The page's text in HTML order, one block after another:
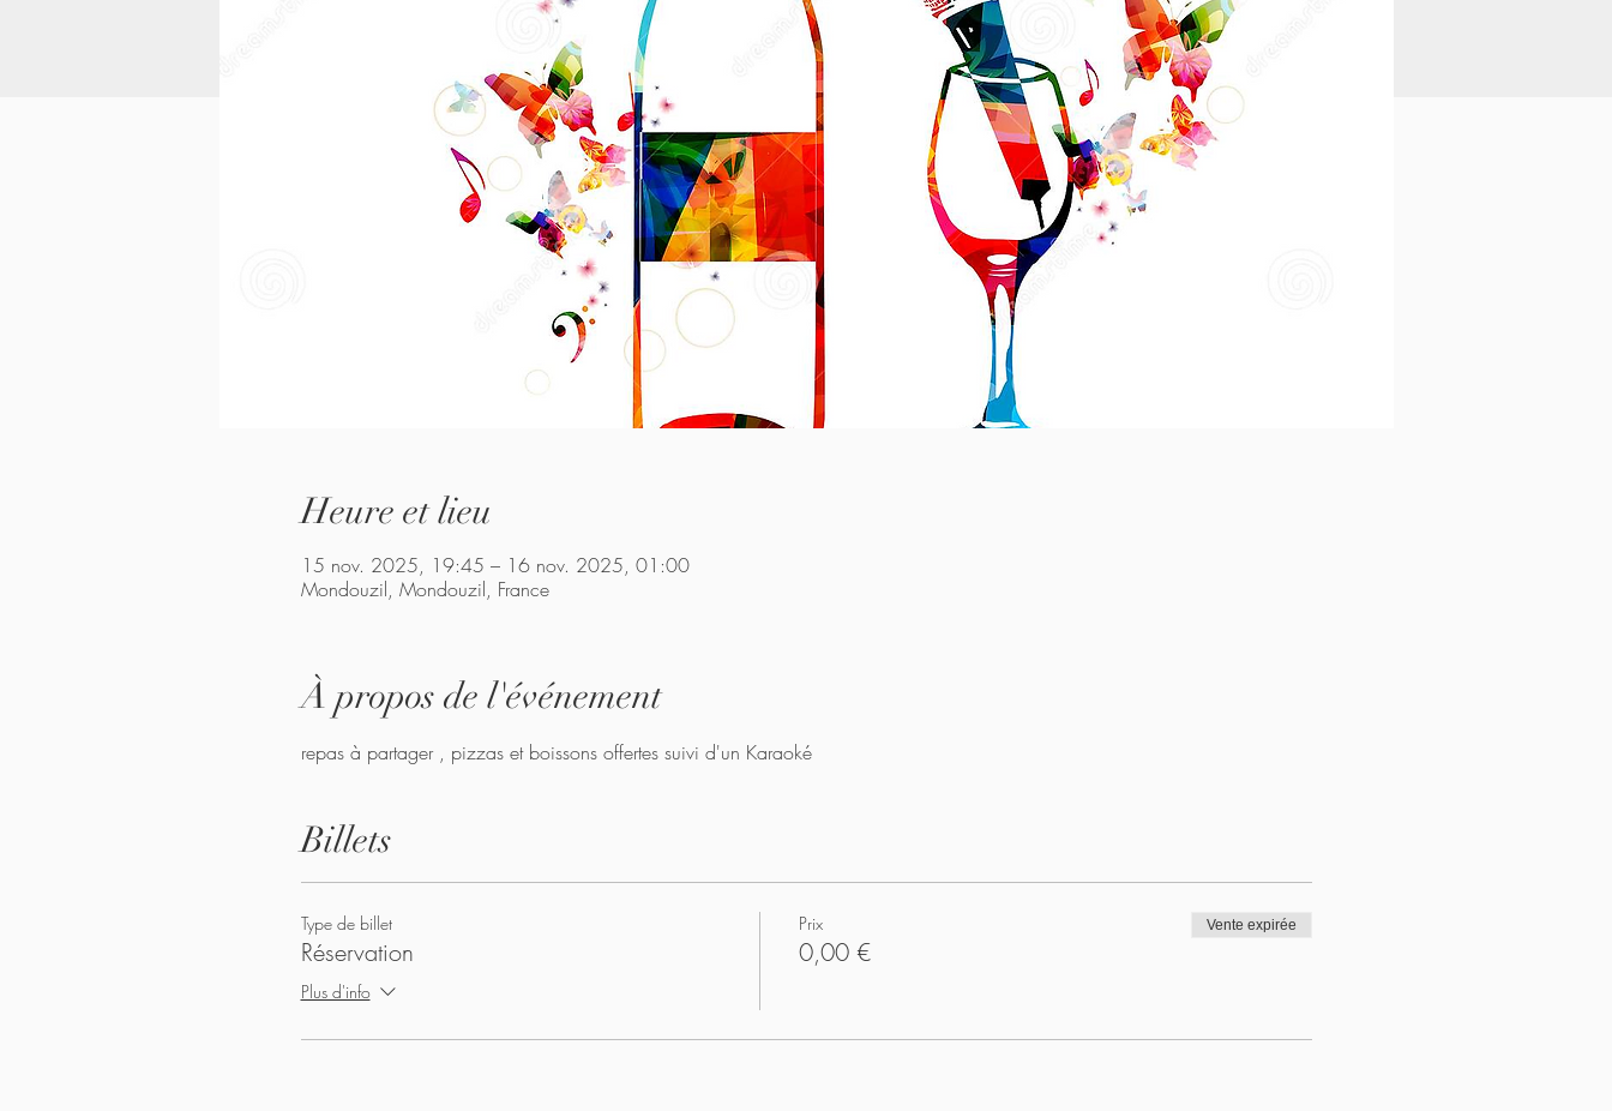
Heure et lieu
15 nov. 2025, 19:45 – 16 nov. 2025, 01:00
Mondouzil, Mondouzil, France
À propos de l'événement
repas à partager , pizzas et boissons offertes suivi d'un Karaoké
Billets
Type de billet
Réservation
Plus d'info
Prix
0,00 €
Vente expirée